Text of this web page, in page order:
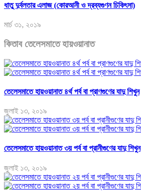
ধাতু দুর্বলতার এলাজ (কোরআনী ও দ্রব্যগুণন চিকিৎসা)
মার্চ ৩১, ২০১৯
কিতাব তেলেসমাতে হায়ওয়ানাত
তেলেসমাতে হায়ওয়ানাত ৪র্থ পর্ব বা প্রাণগুণের যাদু শিখুন
জুলাই ১৩, ২০১৯
তেলেসমাতে হায়ওয়ানাত ৩য় পর্ব বা প্রানীগুণের যাদু শিখুন
জুলাই ১৩, ২০১৯